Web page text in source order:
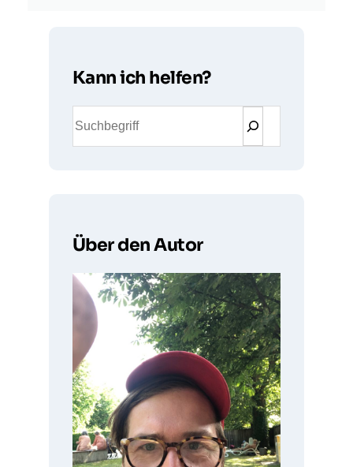
Kann ich helfen?
u
c
Über den Autor